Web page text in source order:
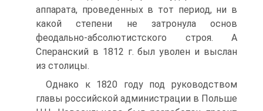
аппарата, проведенных в тот период, ни в
какой степени не затронула основ
феодально-абсолютистского строя. А
Сперанский в 1812 г. был уволен и выслан
из столицы.
Однако к 1820 году под руководством
главы российской администрации в Польше